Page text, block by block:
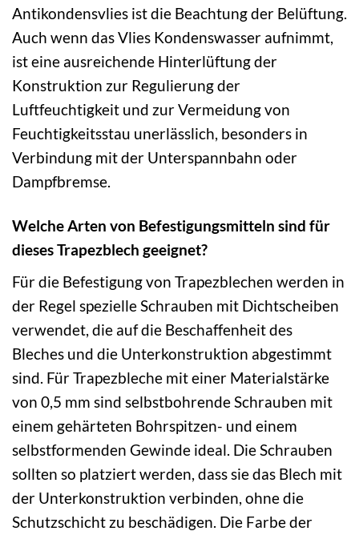
Antikondensvlies ist die Beachtung der Belüftung.
Auch wenn das Vlies Kondenswasser aufnimmt,
ist eine ausreichende Hinterlüftung der
Konstruktion zur Regulierung der
Luftfeuchtigkeit und zur Vermeidung von
Feuchtigkeitsstau unerlässlich, besonders in
Verbindung mit der Unterspannbahn oder
Dampfbremse.
Welche Arten von Befestigungsmitteln sind für
dieses Trapezblech geeignet?
Für die Befestigung von Trapezblechen werden in
der Regel spezielle Schrauben mit Dichtscheiben
verwendet, die auf die Beschaffenheit des
Bleches und die Unterkonstruktion abgestimmt
sind. Für Trapezbleche mit einer Materialstärke
von 0,5 mm sind selbstbohrende Schrauben mit
einem gehärteten Bohrspitzen- und einem
selbstformenden Gewinde ideal. Die Schrauben
sollten so platziert werden, dass sie das Blech mit
der Unterkonstruktion verbinden, ohne die
Schutzschicht zu beschädigen. Die Farbe der